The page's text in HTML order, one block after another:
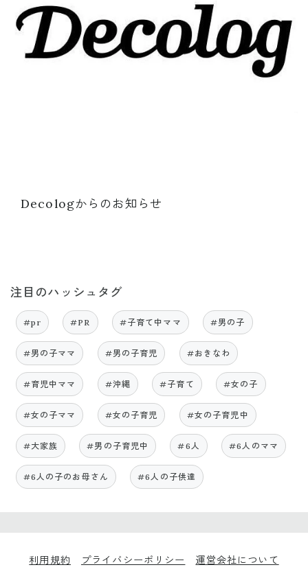
Decologからのお知らせ
注目のハッシュタグ
#pr #PR #子育て中ママ #男の子
#男の子ママ #男の子育児 #おきなわ
#育児中ママ #沖縄 #子育て #女の子
#女の子ママ #女の子育児 #女の子育児中
#大家族 #男の子育児中 #6人 #6人のママ
#6人の子のお母さん #6人の子供達
利用規約 プライバシーポリシー 運営会社について